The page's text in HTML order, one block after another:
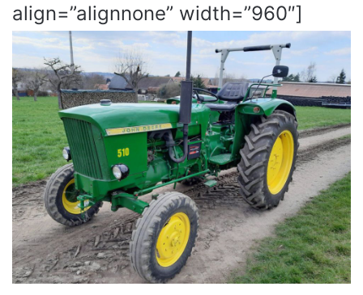
align=”alignnone” width=”960″]